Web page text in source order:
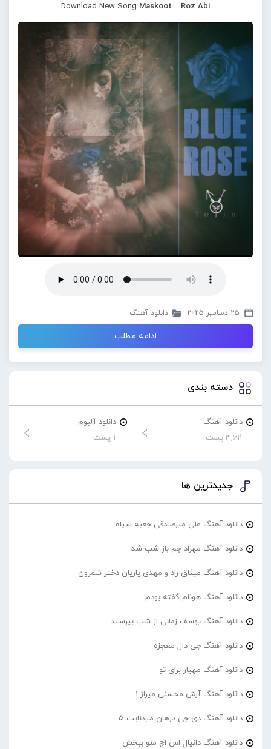
Download New Song Maskoot – Roz Abi
25 دسامبر 2025 دانلود آهنگ
ادامه مطلب
دسته بندی
دانلود آهنگ
3,611 پست
دانلود آلبوم
1 پست
جدیدترین ها
دانلود آهنگ علی میرصادقی جعبه سیاه
دانلود آهنگ مهراد جم باز شب شد
دانلود آهنگ میثاق راد و مهدی یاریان دختر شمرون
دانلود آهنگ هونام گفته بودم
دانلود آهنگ یوسف زمانی از شب بپرسید
دانلود آهنگ جی دال معجزه
دانلود آهنگ مهیار برای تو
دانلود آهنگ آرش محسنی میراژ 1
دانلود آهنگ دی جی درهان میدنایت 5
دانلود آهنگ دانیال اس اچ منو ببخش